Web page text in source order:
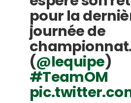
pour la
journée de
(@lequipe)
#TeamOM